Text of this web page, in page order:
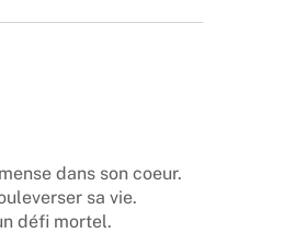
dans son coeur.
sa vie.
défi mortel.